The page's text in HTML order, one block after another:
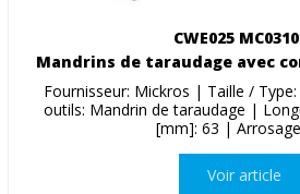
CWE025
Mandrins de taraudage avec
Fournisseur: Mickros | Taille /
outils: Mandrin de taraudage |
[mm]: 63 |
Voir article